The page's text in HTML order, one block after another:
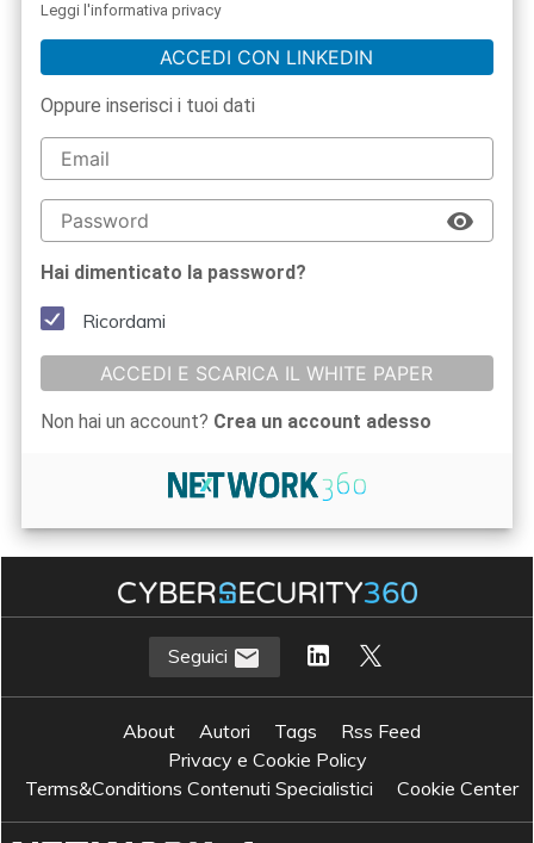
Leggi l'informativa privacy
ACCEDI CON LINKEDIN
Oppure inserisci i tuoi dati
Hai dimenticato la password?
Ricordami
ACCEDI E SCARICA IL WHITE PAPER
Non hai un account? Crea un account adesso
Seguici
About Autori Tags
Rss Feed
Privacy e Cookie Policy
Terms&Conditions Contenuti Specialistici
Cookie Center